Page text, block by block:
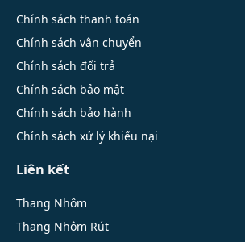
Chính sách thanh toán
Chính sách vận chuyển
Chính sách đổi trả
Chính sách bảo mật
Chính sách bảo hành
Chính sách xử lý khiếu nại
Liên kết
Thang Nhôm
Thang Nhôm Rút